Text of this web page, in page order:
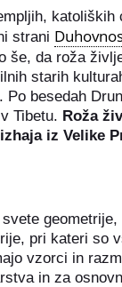
strani
še, da roža
starih
besedah
Tibetu. Roža
iz Velike
pri kateri so
vzorci in
in za